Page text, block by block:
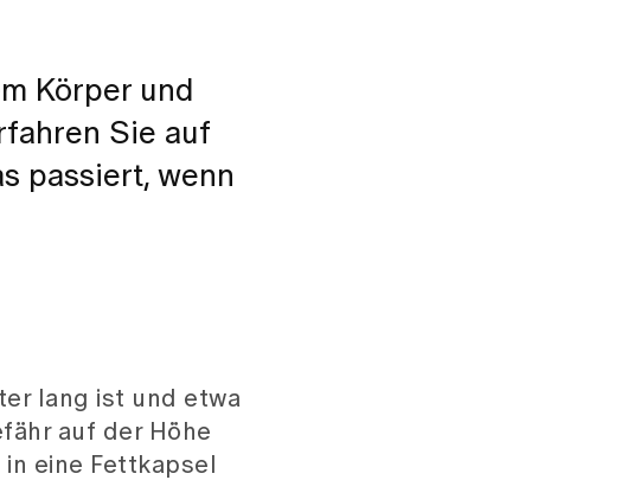
Körper und
Sie auf
passiert, wenn
lang ist und etwa
auf der Höhe
eine Fettkapsel